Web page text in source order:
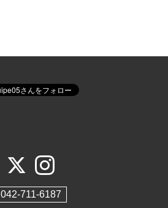
042-711-6187